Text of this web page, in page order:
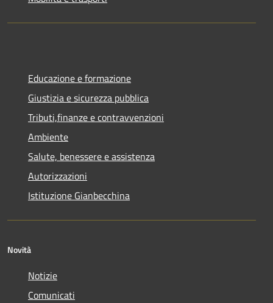
Educazione e formazione
Giustizia e sicurezza pubblica
Tributi,finanze e contravvenzioni
Ambiente
Salute, benessere e assistenza
Autorizzazioni
Istituzione Gianbecchina
Novità
Notizie
Comunicati